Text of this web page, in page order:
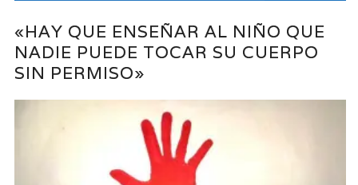
«HAY QUE ENSEÑAR AL NIÑO QUE
NADIE PUEDE TOCAR SU CUERPO
SIN PERMISO»